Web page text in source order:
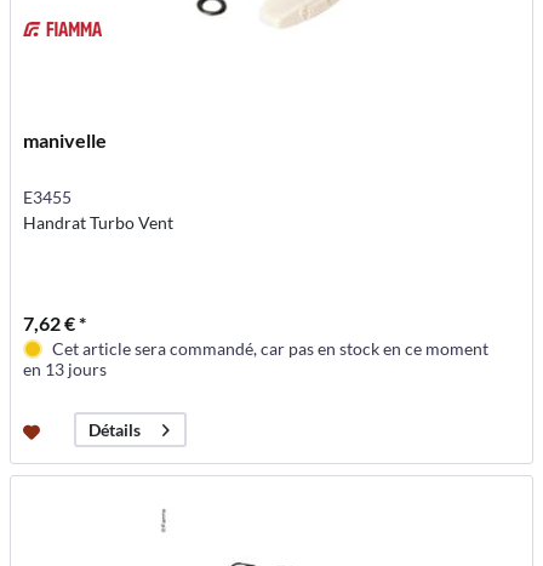
manivelle
E3455
Handrat Turbo Vent
7,62 € *
Cet article sera commandé, car pas en stock en ce moment
en 13 jours
Détails